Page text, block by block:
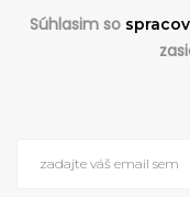
Súhlasim so